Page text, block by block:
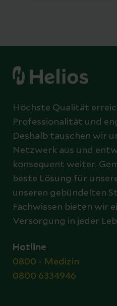
Höchste Qualität
Professionalität und
Deshalb tauschen wir
Netzwerk aus und
konsequent weiter.
beste Lösung für
unseren gebündelten
Fachwissen bieten wir
Versorgung in jeder
Hotline
0800 - Medizin
0800 6334946